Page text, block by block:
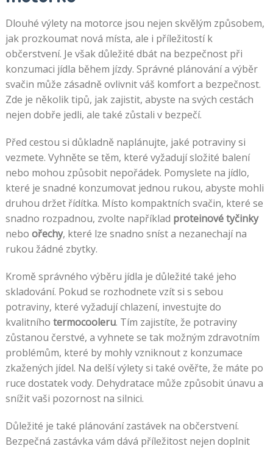
Dlouhé výlety na motorce jsou nejen skvělým způsobem,
jak prozkoumat nová místa, ale i příležitostí k
občerstvení. Je však důležité dbát na bezpečnost při
konzumaci jídla během jízdy. Správné plánování a výběr
svačin může zásadně ovlivnit váš komfort a bezpečnost.
Zde je několik tipů, jak zajistit, abyste na svých cestách
nejen dobře jedli, ale také zůstali v bezpečí.
Před cestou si důkladně naplánujte, jaké potraviny si
vezmete. Vyhněte se těm, které vyžadují složité balení
nebo mohou způsobit nepořádek. Pomyslete na jídlo,
které je snadné konzumovat jednou rukou, abyste mohli
druhou držet řídítka. Místo kompaktních svačin, které se
snadno rozpadnou, zvolte například proteinové tyčinky
nebo ořechy, které lze snadno sníst a nezanechají na
rukou žádné zbytky.
Kromě správného výběru jídla je důležité také jeho
skladování. Pokud se rozhodnete vzít si s sebou
potraviny, které vyžadují chlazení, investujte do
kvalitního termocooleru. Tím zajistíte, že potraviny
zůstanou čerstvé, a vyhnete se tak možným zdravotním
problémům, které by mohly vzniknout z konzumace
zkažených jídel. Na delší výlety si také ověřte, že máte po
ruce dostatek vody. Dehydratace může způsobit únavu a
snížit vaši pozornost na silnici.
Důležité je také plánování zastávek na občerstvení.
Bezpečná zastávka vám dává příležitost nejen doplnit